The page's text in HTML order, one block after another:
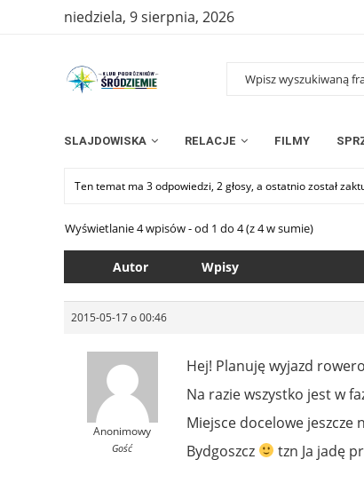
niedziela, 9 sierpnia, 2026
SLAJDOWISKA RELACJE FILMY
Ten temat ma 3 odpowiedzi, 2 głosy, a ostatnio został
Wyświetlanie 4 wpisów - od 1 do 4 (z 4 w sumie)
Autor Wpisy
2015-05-17 o 00:46
Anonimowy
Gość
Hej! Planuję wyjazd
Na razie wszystko jest w
Miejsce docelowe
Bydgoszcz
tzn Ja jadę